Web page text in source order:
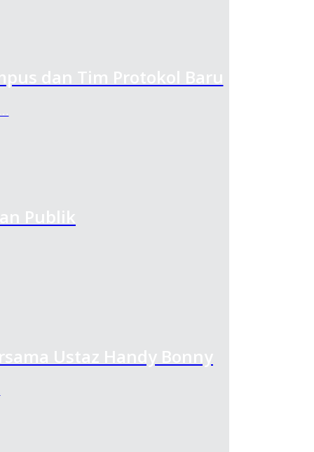
dan Tim Protokol Baru
Publik
Ustaz Handy Bonny